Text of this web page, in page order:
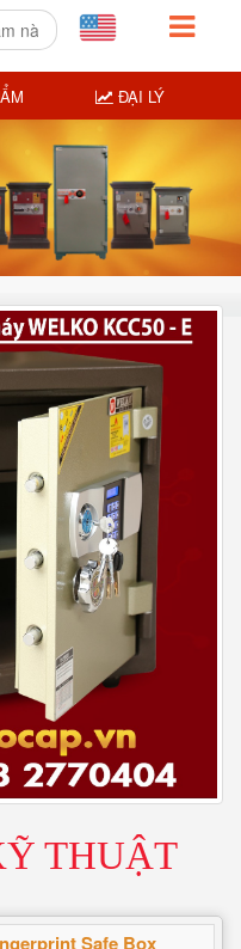
THUẬT
Safe Box
ĐẠI LÝ